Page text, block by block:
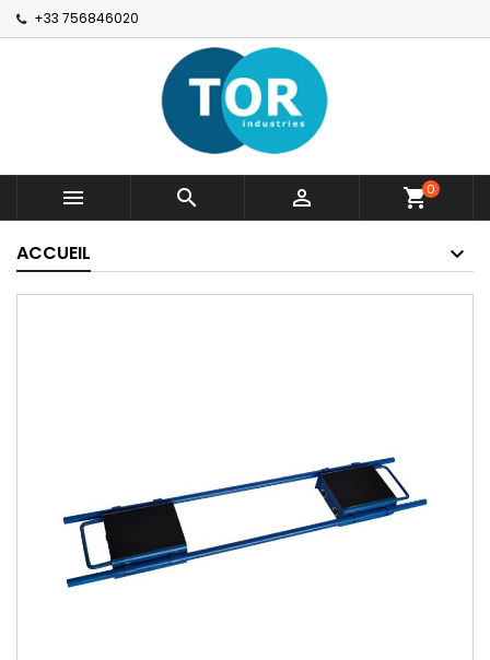
+33 756846020
   shopping_cart0
ACCUEIL